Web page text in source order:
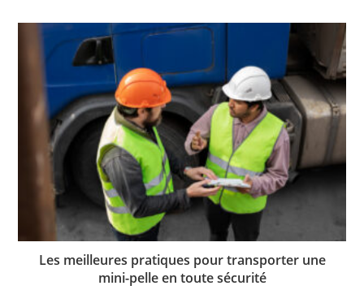
Les meilleures pratiques pour transporter une
mini-pelle en toute sécurité